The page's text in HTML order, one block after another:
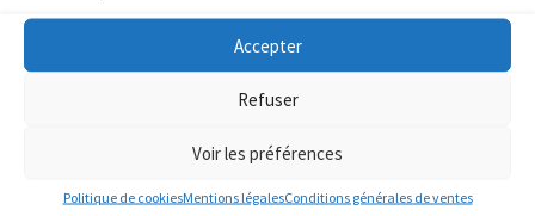
Accepter
Refuser
Voir les préférences
Politique de cookiesMentions légalesConditions générales de ventes
variations.
Les
options
être
choisies
Recherche